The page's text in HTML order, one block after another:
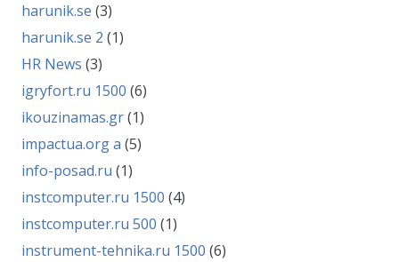
harunik.se (3)
harunik.se 2 (1)
HR News (3)
igryfort.ru 1500 (6)
ikouzinamas.gr(1)
impactua.org a (5)
info-posad.ru (1)
instcomputer.ru 1500 (4)
instcomputer.ru 500 (1)
instrument-tehnika.ru 1500 (6)